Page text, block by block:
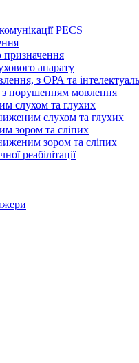
PECS
апарату
з ОРА та
порушенням мовлення
слухом та глухих
слухом та глухих
зором та сліпих
зором та сліпих
реабілітації